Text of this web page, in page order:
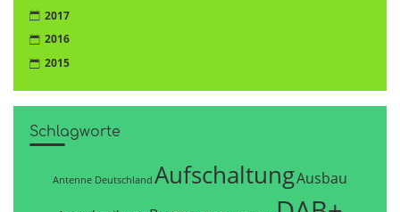
2017
2016
2015
Schlagworte
Antenne Deutschland AufschaltungAusbau